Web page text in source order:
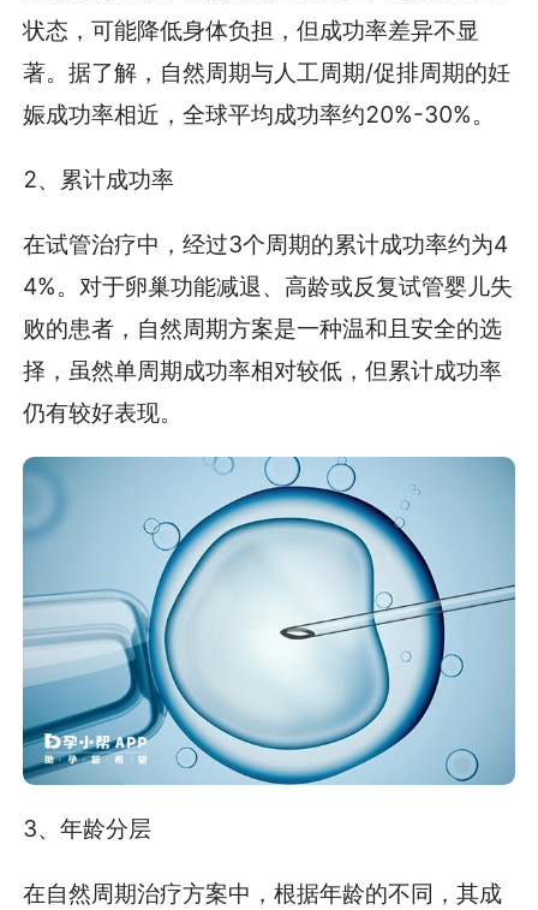
状态，可能降低身体负担，但成功率差异不显
著。据了解，自然周期与人工周期/促排周期的妊
娠成功率相近，全球平均成功率约20%-30%。
2、累计成功率
在试管治疗中，经过3个周期的累计成功率约为4
4%。对于卵巢功能减退、高龄或反复试管婴儿失
败的患者，自然周期方案是一种温和且安全的选
择，虽然单周期成功率相对较低，但累计成功率
仍有较好表现。
3、年龄分层
在自然周期治疗方案中，根据年龄的不同，其成